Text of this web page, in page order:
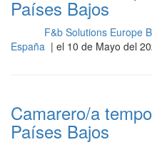
Países Bajos
F&b Solutions Europe
España | el 10 de Mayo del
Camarero/a
Países Bajos